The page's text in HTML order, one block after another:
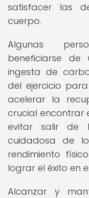
satisfacer las
cuerpo.
Algunas
beneficiarse
ingesta de
del ejercicio
acelerar la
crucial encontrar
evitar salir de
cuidadosa de
rendimiento
lograr el éxito en
Alcanzar y